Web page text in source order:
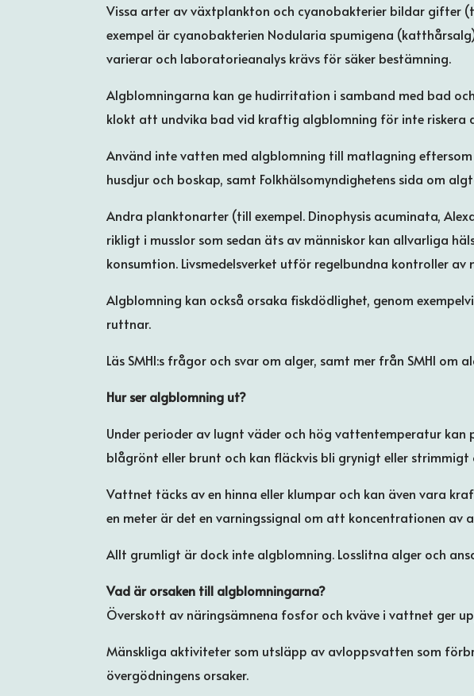
Vissa arter av växtplankton och cyanobakterier bildar gifter
exempel är cyanobakterien Nodularia spumigena
varierar och laboratorieanalys krävs för säker bestämning.
Algblomningarna kan ge hudirritation i samband med bad
klokt att undvika bad vid kraftig algblomning för inte riskera
Använd inte vatten med algblomning till matlagning
husdjur och boskap, samt Folkhälsomyndighetens sida om
Andra planktonarter (till exempel. Dinophysis acuminata,
rikligt i musslor som sedan äts av människor kan allvarliga
konsumtion. Livsmedelsverket utför regelbundna kontroller
Algblomning kan också orsaka fiskdödlighet, genom
ruttnar.
Läs SMHI:s frågor och svar om alger, samt mer från SMHI om
Hur ser algblomning ut?
Under perioder av lugnt väder och hög vattentemperatur
blågrönt eller brunt och kan fläckvis bli grynigt eller
Vattnet täcks av en hinna eller klumpar och kan även vara
en meter är det en varningssignal om att koncentrationen av
Allt grumligt är dock inte algblomning. Losslitna alger och
Vad är orsaken till algblomningarna?
Överskott av näringsämnena fosfor och kväve i vattnet ger
Mänskliga aktiviteter som utsläpp av avloppsvatten som
övergödningens orsaker.